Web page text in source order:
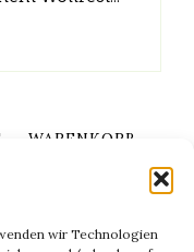
wir Technologien
WARENKORB